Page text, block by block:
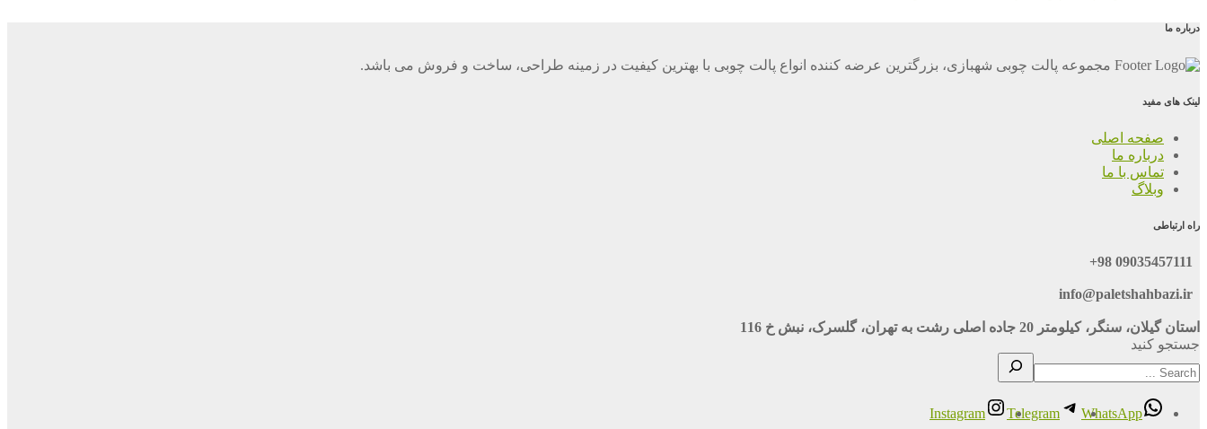
درباره ما
مجموعه پالت چوبی شهبازی، بزرگترین عرضه کننده انواع پالت چوبی با بهترین کیفیت در زمینه طراحی، ساخت و فروش می باشد.
لینک های مفید
صفحه اصلی
درباره ما
تماس با ما
وبلاگ
راه ارتباطی
09035457111 98+
info@paletshahbazi.ir
استان گیلان، سنگر، کیلومتر 20 جاده اصلی رشت به تهران، گلسرک، نبش خ 116
جستجو کنید
WhatsApp
Telegram
Instagram